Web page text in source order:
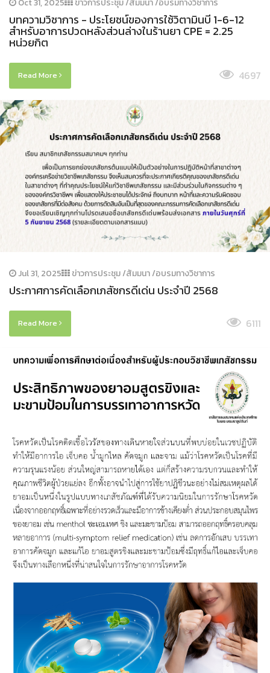
Oct 31, 2025 ข่าวการประชุม /สัมมนา /อบรมทางวิชาการ
บทความวิชาการ - ประโยชน์ของการใช้วิตามินบี 1-6-12
สำหรับอาการปวดหลังส่วนล่างในร้านยา CPE = 2.25
หน่วยกิต
Read More 4697
Jul 31, 2025 ข่าวการประชุม /สัมมนา /อบรมทางวิชาการ
ประกาศการคัดเลือกเภสัชกรดีเด่น ประจําปี 2568
Read More 6111